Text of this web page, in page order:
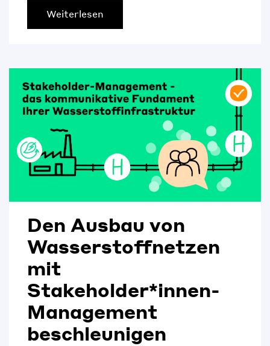
Weiterlesen
Den Ausbau von
Wasserstoffnetzen
mit
Stakeholder*innen-
Management
beschleunigen